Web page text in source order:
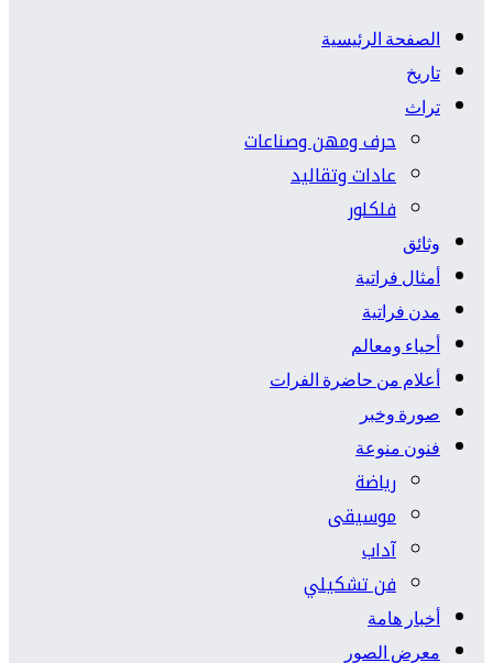
الصفحة الرئيسية
تاريخ
تراث
حرف ومهن وصناعات
عادات وتقاليد
فلكلور
وثائق
أمثال فراتية
مدن فراتية
أحياء ومعالم
أعلام من حاضرة الفرات
صورة وخبر
فنون منوعة
رياضة
موسيقى
آداب
فن تشكيلي
أخبار هامة
معرض الصور